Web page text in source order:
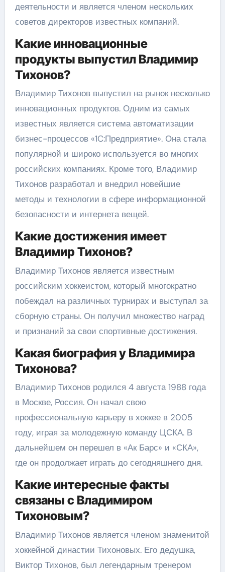
деятельности и является членом нескольких
советов директоров известных компаний.
Какие инновационные
продукты выпустил Владимир
Тихонов?
Владимир Тихонов выпустил на рынок несколько
инновационных продуктов. Одним из самых
известных является система автоматизации
бизнес-процессов «1C:Предприятие». Она стала
популярной и широко используется во многих
российских компаниях. Кроме того, Владимир
Тихонов разработал и внедрил новейшие
методы и технологии в сфере информационной
безопасности и интернета вещей.
Какие достижения имеет
Владимир Тихонов?
Владимир Тихонов является известным
российским хоккеистом, который многократно
побеждал на различных турнирах и выступал за
сборную страны. Он получил множество наград
и признаний за свои спортивные достижения.
Какая биография у Владимира
Тихонова?
Владимир Тихонов родился 4 августа 1988 года
в Москве, Россия. Он начал свою
профессиональную карьеру в хоккее в 2005
году, играя за молодежную команду ЦСКА. В
дальнейшем он перешел в «Ак Барс» и «СКА»,
где он продолжает играть до сегодняшнего дня.
Какие интересные факты
связаны с Владимиром
Тихоновым?
Владимир Тихонов является членом знаменитой
хоккейной династии Тихоновых. Его дедушка,
Виктор Тихонов, был легендарным тренером